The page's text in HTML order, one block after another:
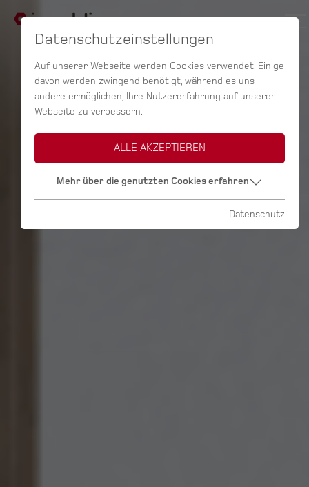
Datenschutzeinstellungen
Auf unserer Webseite werden Cookies verwendet. Einige
davon werden zwingend benötigt, während es uns
andere ermöglichen, Ihre Nutzererfahrung auf unserer
Webseite zu verbessern.
ALLE AKZEPTIEREN
Mehr über die genutzten Cookies erfahren
Datenschutz